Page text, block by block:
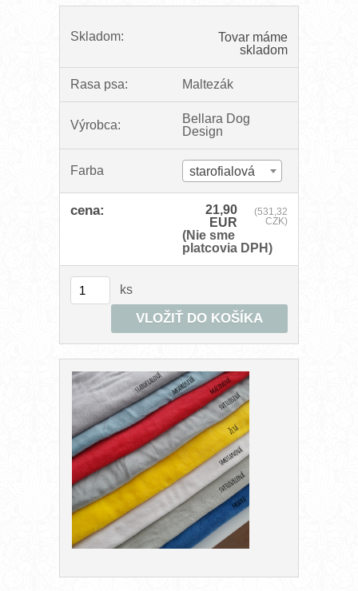
Skladom:
Tovar máme
skladom
Rasa psa: Maltezák
Výrobca:
Bellara Dog
Design
Farba starofialová
cena:
21,90
EUR
(531,32
CZK)
(Nie sme
platcovia DPH)
ks